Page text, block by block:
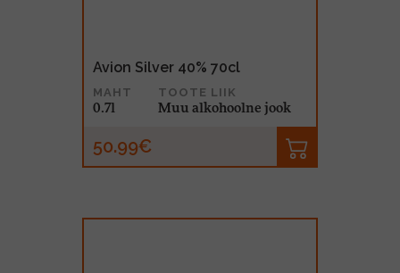
Avion Silver 40% 70cl
MAHT
0.7l
TOOTE LIIK
Muu alkohoolne jook
50.99€